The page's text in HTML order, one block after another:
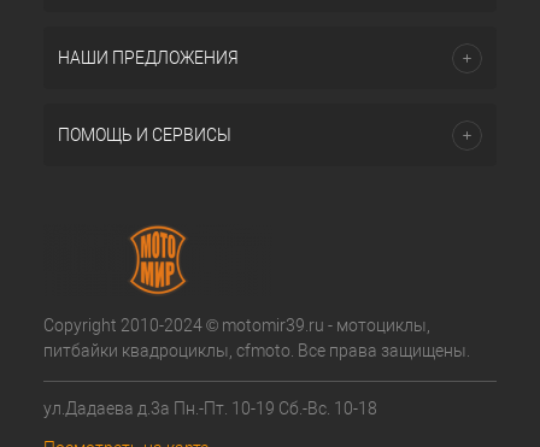
НАШИ ПРЕДЛОЖЕНИЯ
ПОМОЩЬ И СЕРВИСЫ
Copyright 2010-2024 © motomir39.ru - мотоциклы,
питбайки квадроциклы, cfmoto. Все права защищены.
ул.Дадаева д.3а Пн.-Пт. 10-19 Сб.-Вс. 10-18